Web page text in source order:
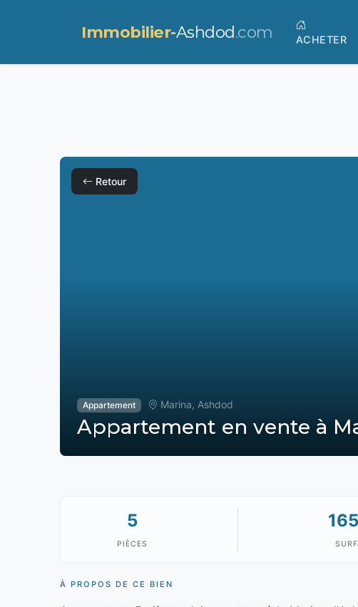
Immobilier-Ashdod.com ACHETER
Retour
Appartement Marina, Ashdod
Appartement en vente à
5
PIÈCES
165
À PROPOS DE CE BIEN